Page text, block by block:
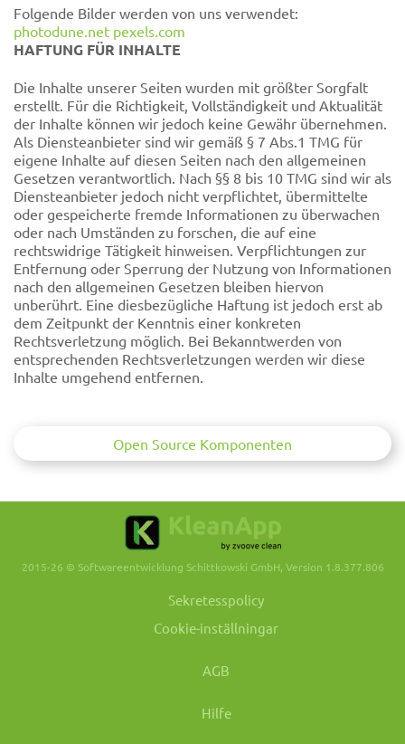
Folgende Bilder werden von uns verwendet:
photodune.net pexels.com
HAFTUNG FÜR INHALTE
Die Inhalte unserer Seiten wurden mit größter Sorgfalt
erstellt. Für die Richtigkeit, Vollständigkeit und Aktualität
der Inhalte können wir jedoch keine Gewähr übernehmen.
Als Diensteanbieter sind wir gemäß § 7 Abs.1 TMG für
eigene Inhalte auf diesen Seiten nach den allgemeinen
Gesetzen verantwortlich. Nach §§ 8 bis 10 TMG sind wir als
Diensteanbieter jedoch nicht verpflichtet, übermittelte
oder gespeicherte fremde Informationen zu überwachen
oder nach Umständen zu forschen, die auf eine
rechtswidrige Tätigkeit hinweisen. Verpflichtungen zur
Entfernung oder Sperrung der Nutzung von Informationen
nach den allgemeinen Gesetzen bleiben hiervon
unberührt. Eine diesbezügliche Haftung ist jedoch erst ab
dem Zeitpunkt der Kenntnis einer konkreten
Rechtsverletzung möglich. Bei Bekanntwerden von
entsprechenden Rechtsverletzungen werden wir diese
Inhalte umgehend entfernen.
Open Source Komponenten
2015-26 © Softwareentwicklung Schittkowski GmbH, Version 1.8.377.806
Sekretesspolicy
Cookie-inställningar
AGB
Hilfe